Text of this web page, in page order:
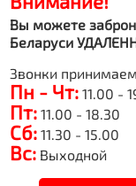
Вы можете
Беларуси
Звонки
Пн - Чт: 11.00 -
Пт: 11.00 - 18.30
Сб: 11.30 - 15.00
Вс: Выходной